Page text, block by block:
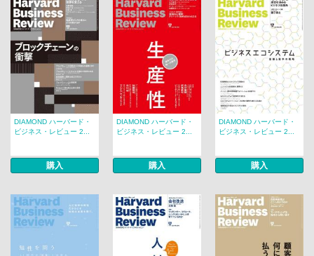
DIAMOND ハーバード・
ビジネス・レビュー 2...
購入
DIAMOND ハーバード・
ビジネス・レビュー 2...
購入
DIAMOND ハーバード・
ビジネス・レビュー 2...
購入